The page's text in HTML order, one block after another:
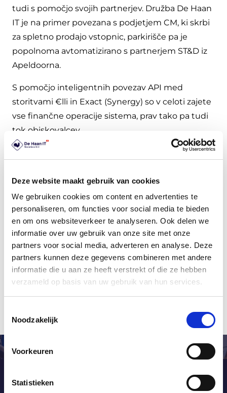
Deze website maakt gebruik van cookies
We gebruiken cookies om content en advertenties te
personaliseren, om functies voor social media te bieden
en om ons websiteverkeer te analyseren. Ook delen we
informatie over uw gebruik van onze site met onze
partners voor social media, adverteren en analyse. Deze
partners kunnen deze gegevens combineren met andere
informatie die u aan ze heeft verstrekt of die ze hebben
verzameld op basis van uw gebruik van hun services.
Noodzakelijk
Voorkeuren
Statistieken
tudi s pomočjo svojih partnerjev. Družba De Haan
IT je na primer povezana s podjetjem CM, ki skrbi
za spletno prodajo vstopnic, parkirišče pa je
popolnoma avtomatizirano s partnerjem ST&D iz
Apeldoorna.
S pomočjo inteligentnih povezav API med
storitvami €lli in Exact (Synergy) so v celoti zajete
vse finančne operacije sistema, prav tako pa tudi
tok obiskovalcev.
Samopostrežni kiosk na parkirišču in mobilni
zagotavljajo poenostavljen pretok obiskovalcev.
Ker podatkovna zbirka BackOffice vsebuje vse
informacije, lahko s povezavo z orodjem Business
Intelligent Tool pripravite različna poročila o
upravljanju.